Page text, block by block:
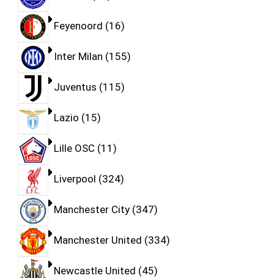
Feyenoord 16
Inter Milan 155
Juventus 115
Lazio 15
Lille OSC 11
Liverpool 324
Manchester City 347
Manchester United 334
Newcastle United 45